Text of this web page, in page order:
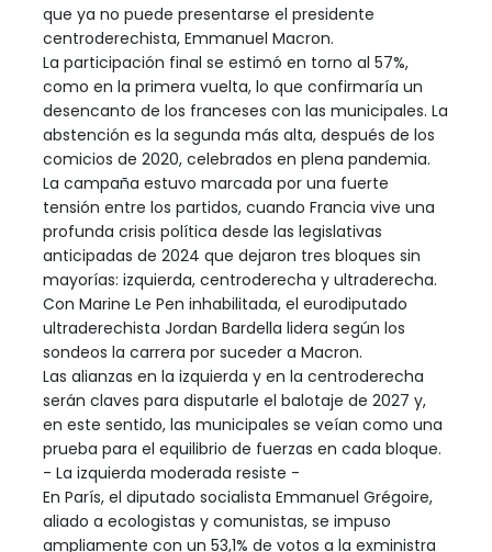
que ya no puede presentarse el presidente
centroderechista, Emmanuel Macron.
La participación final se estimó en torno al 57%,
como en la primera vuelta, lo que confirmaría un
desencanto de los franceses con las municipales. La
abstención es la segunda más alta, después de los
comicios de 2020, celebrados en plena pandemia.
La campaña estuvo marcada por una fuerte
tensión entre los partidos, cuando Francia vive una
profunda crisis política desde las legislativas
anticipadas de 2024 que dejaron tres bloques sin
mayorías: izquierda, centroderecha y ultraderecha.
Con Marine Le Pen inhabilitada, el eurodiputado
ultraderechista Jordan Bardella lidera según los
sondeos la carrera por suceder a Macron.
Las alianzas en la izquierda y en la centroderecha
serán claves para disputarle el balotaje de 2027 y,
en este sentido, las municipales se veían como una
prueba para el equilibrio de fuerzas en cada bloque.
- La izquierda moderada resiste -
En París, el diputado socialista Emmanuel Grégoire,
aliado a ecologistas y comunistas, se impuso
ampliamente con un 53,1% de votos a la exministra